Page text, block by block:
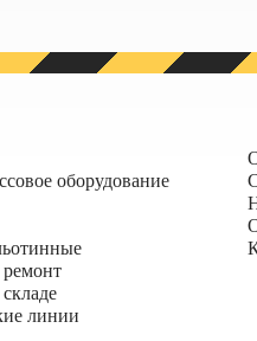
оборудование
линии